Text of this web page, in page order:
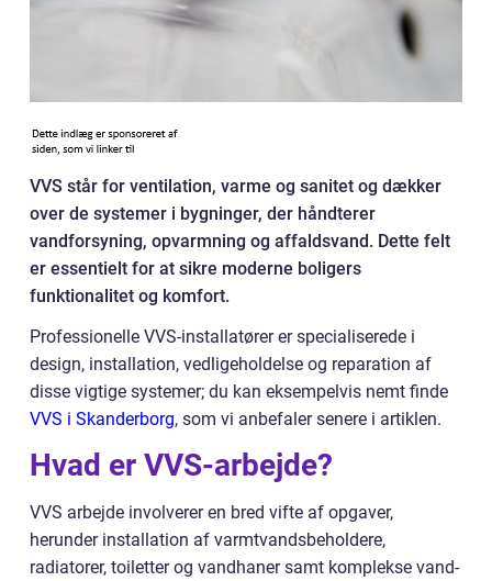
VVS står for ventilation, varme og sanitet og dækker
over de systemer i bygninger, der håndterer
vandforsyning, opvarmning og affaldsvand. Dette felt
er essentielt for at sikre moderne boligers
funktionalitet og komfort.
Professionelle VVS-installatører er specialiserede i
design, installation, vedligeholdelse og reparation af
disse vigtige systemer; du kan eksempelvis nemt finde
VVS i Skanderborg, som vi anbefaler senere i artiklen.
Hvad er VVS-arbejde?
VVS arbejde involverer en bred vifte af opgaver,
herunder installation af varmtvandsbeholdere,
radiatorer, toiletter og vandhaner samt komplekse vand-